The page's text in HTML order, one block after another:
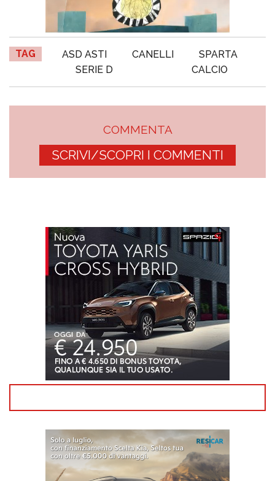
TAG ASD ASTI CANELLI
SPARTA
SERIE D
CALCIO
COMMENTA
SCRIVI/SCOPRI I COMMENTI